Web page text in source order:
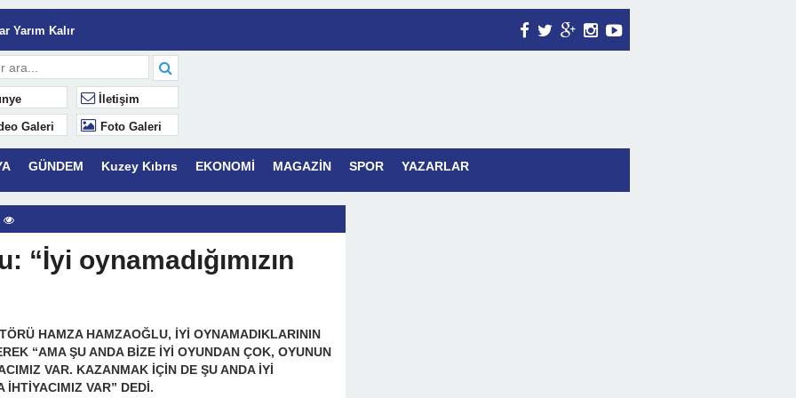
Mahsuplaşma” Dönemi: Azalan Yatırım Getirisini (ROI) C&I Enerji
İletişim
Galeri Foto Galeri
GÜNDEM Kuzey Kıbrıs EKONOMİ MAGAZİN SPOR YAZARLAR
“İyi oynamadığımızın
HAMZA HAMZAOĞLU, İYİ OYNAMADIKLARININ
“AMA ŞU ANDA BİZE İYİ OYUNDAN ÇOK, OYUNUN
VAR. KAZANMAK İÇİN DE ŞU ANDA İYİ
İHTİYACIMIZ VAR” DEDİ.